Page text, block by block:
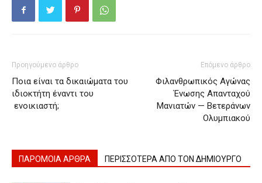
Προηγούμενο άρθρο
Ποια είναι τα δικαιώματα του
ιδιοκτήτη έναντι του
ενοικιαστή;
Επόμενο άρθρο
Φιλανθρωπικός Αγώνας
Ένωσης Απανταχού
Μανιατών — Βετεράνων
Ολυμπιακού
ΠΑΡΟΜΟΙΑ ΑΡΘΡΑ ΠΕΡΙΣΣΟΤΕΡΑ ΑΠΟ ΤΟΝ ΔΗΜΙΟΥΡΓΟ